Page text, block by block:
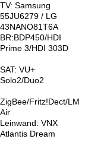
TV: Samsung
55JU6279 / LG
43NANO81T6A
BR:BDP450/HDI
Prime 3/HDI 303D
SAT: VU+
Solo2/Duo2
ZigBee/Fritz!Dect/LM
Air
Leinwand: VNX
Atlantis Dream